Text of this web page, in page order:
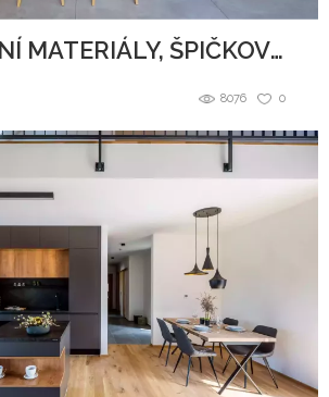
PRVOTŘÍDNÍ MATERIÁLY, ŠPIČKOVÝ DESIGN A DOKONALÉ ZPRACOVÁNÍ
0
8076